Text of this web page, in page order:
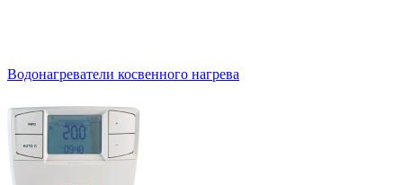
Водонагреватели косвенного нагрева